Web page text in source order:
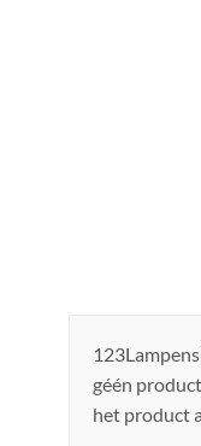
géén
het product